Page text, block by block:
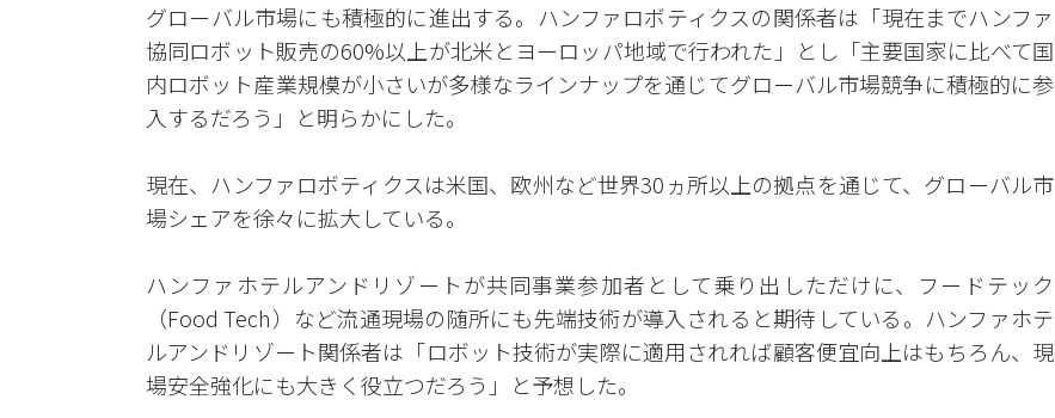
グローバル市場にも積極的に進出する。ハンファロボティクスの関係者は「現在までハンファ
協同ロボット販売の60%以上が北米とヨーロッパ地域で行われた」とし「主要国家に比べて国
内ロボット産業規模が小さいが多様なラインナップを通じてグローバル市場競争に積極的に参
入するだろう」と明らかにした。
現在、ハンファロボティクスは米国、欧州など世界30ヵ所以上の拠点を通じて、グローバル市
場シェアを徐々に拡大している。
ハンファホテルアンドリゾートが共同事業参加者として乗り出しただけに、フードテック
（Food Tech）など流通現場の随所にも先端技術が導入されると期待している。ハンファホテ
ルアンドリゾート関係者は「ロボット技術が実際に適用されれば顧客便宜向上はもちろん、現
場安全強化にも大きく役立つだろう」と予想した。